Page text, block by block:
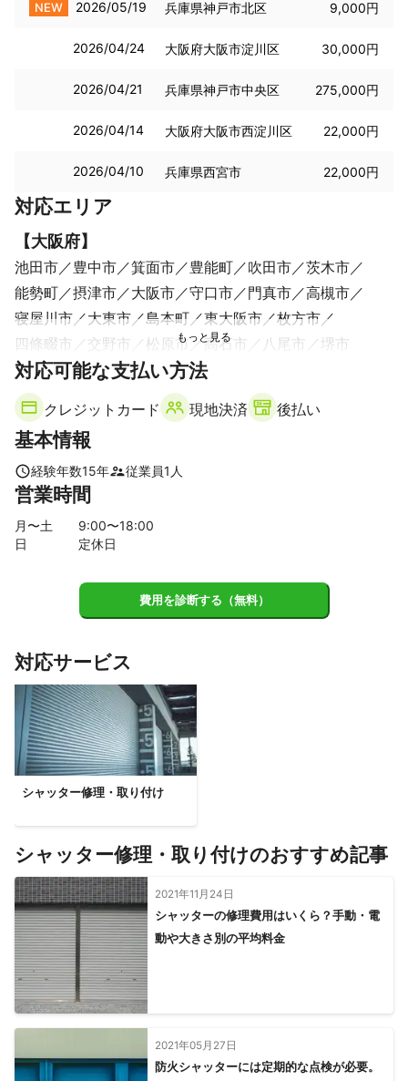
NEW 2026/05/19 兵庫県神戸市北区 9,000円
2026/04/24 大阪府大阪市淀川区 30,000円
2026/04/21 兵庫県神戸市中央区 275,000円
2026/04/14 大阪府大阪市西淀川区 22,000円
2026/04/10 兵庫県西宮市 22,000円
対応エリア
【大阪府】
池田市 豊中市 箕面市 豊能町 吹田市
茨木市
能勢町
摂津市 大阪市 守口市 門真市
高槻市
寝屋川市
大東市 島本町 東大阪市
枚方市
四條畷市
交野市 松原市 高石市 八尾市 堺市
【奈良県】
生駒市 三郷町 斑鳩町
河合町
大和郡山市 安堵町 上牧町
【京都府】
八幡市 向日市 京田辺市
大山崎町
長岡京市
【兵庫県】
宝塚市 西宮市
西脇市 稲美町 明石市
加西市 播磨町
対応可能な支払い方法
クレジットカード 現地決済 後払い
基本情報
経験年数15年 従業員1 人
営業時間
月〜土 9:00〜18:00
日
定休日
費用を診断する（無料）
対応サービス
シャッター修理・取り付け
シャッター修理・取り付けのおすすめ記事
2021年11月24日
シャッターの修理費用はいくら？手動・電
動や大きさ別の平均料金
2021年05月27日
防火シャッターには定期的な点検が必要。